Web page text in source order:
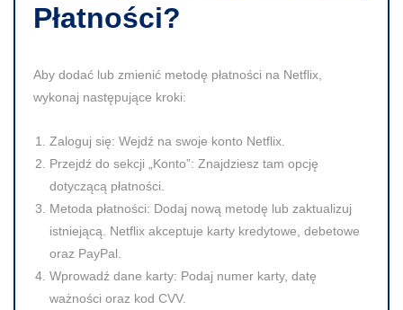
Płatności?
Aby dodać lub zmienić metodę płatności na Netflix,
wykonaj następujące kroki:
Zaloguj się: Wejdź na swoje konto Netflix.
Przejdź do sekcji „Konto”: Znajdziesz tam opcję
dotyczącą płatności.
Metoda płatności: Dodaj nową metodę lub zaktualizuj
istniejącą. Netflix akceptuje karty kredytowe, debetowe
oraz PayPal.
Wprowadź dane karty: Podaj numer karty, datę
ważności oraz kod CVV.